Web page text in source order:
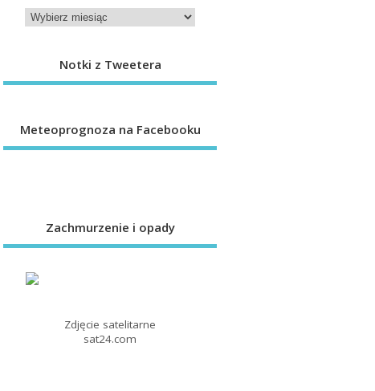
Notki z Tweetera
Meteoprognoza na Facebooku
Zachmurzenie i opady
Zdjęcie satelitarne
sat24.com